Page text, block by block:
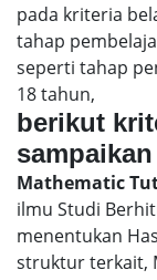
pada kriteria
tahap
seperti tahap
18 tahun,
berikut
sampaikan
Mathematic
ilmu Studi
menentukan
struktur terkait,